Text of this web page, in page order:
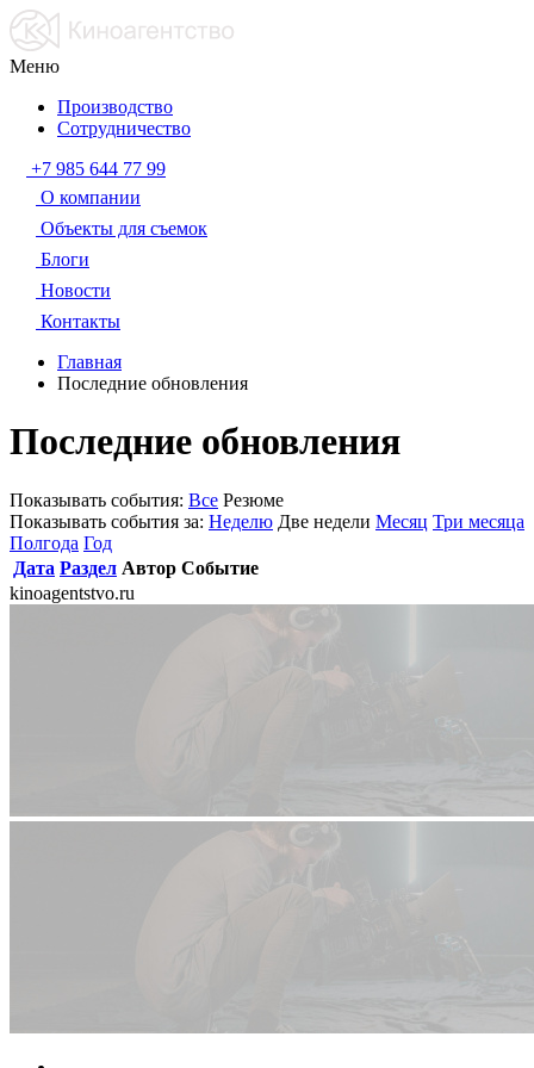
Меню
Производство
Сотрудничество
+7 985 644 77 99
О компании
Объекты для съемок
Блоги
Новости
Контакты
Главная
Последние обновления
Последние обновления
Показывать события: Все Резюме
Показывать события за: Неделю Две недели Месяц Три месяца
Полгода Год
Дата Раздел Автор Событие
kinoagentstvo.ru